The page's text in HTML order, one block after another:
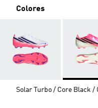
Colores
Solar Turbo / Core Black /